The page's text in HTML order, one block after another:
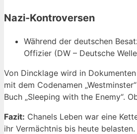
Nazi-Kontroversen
Während der deutschen
Offizier (DW – Deutsche
Von Dincklage wird in
mit dem Codenamen
Buch „Sleeping with the Enemy“.
Fazit: Chanels Leben war eine
ihr Vermächtnis bis heute belasten.